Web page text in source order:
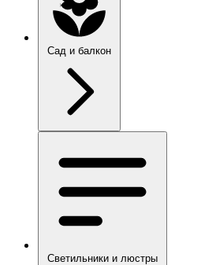
Сад и балкон
Светильники и люстры